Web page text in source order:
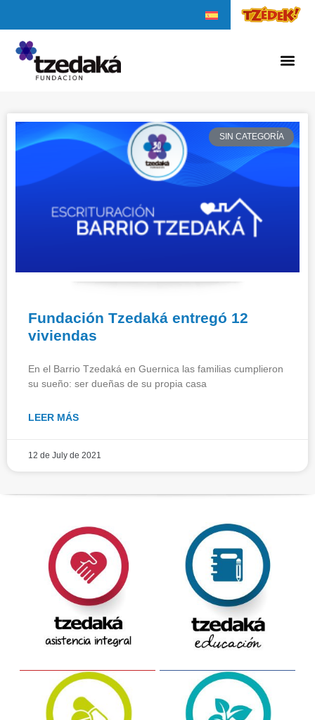
SIN CATEGORÍA
Fundación Tzedaká entregó 12
viviendas
En el Barrio Tzedaká en Guernica las familias cumplieron
su sueño: ser dueñas de su propia casa
LEER MÁS
12 de July de 2021